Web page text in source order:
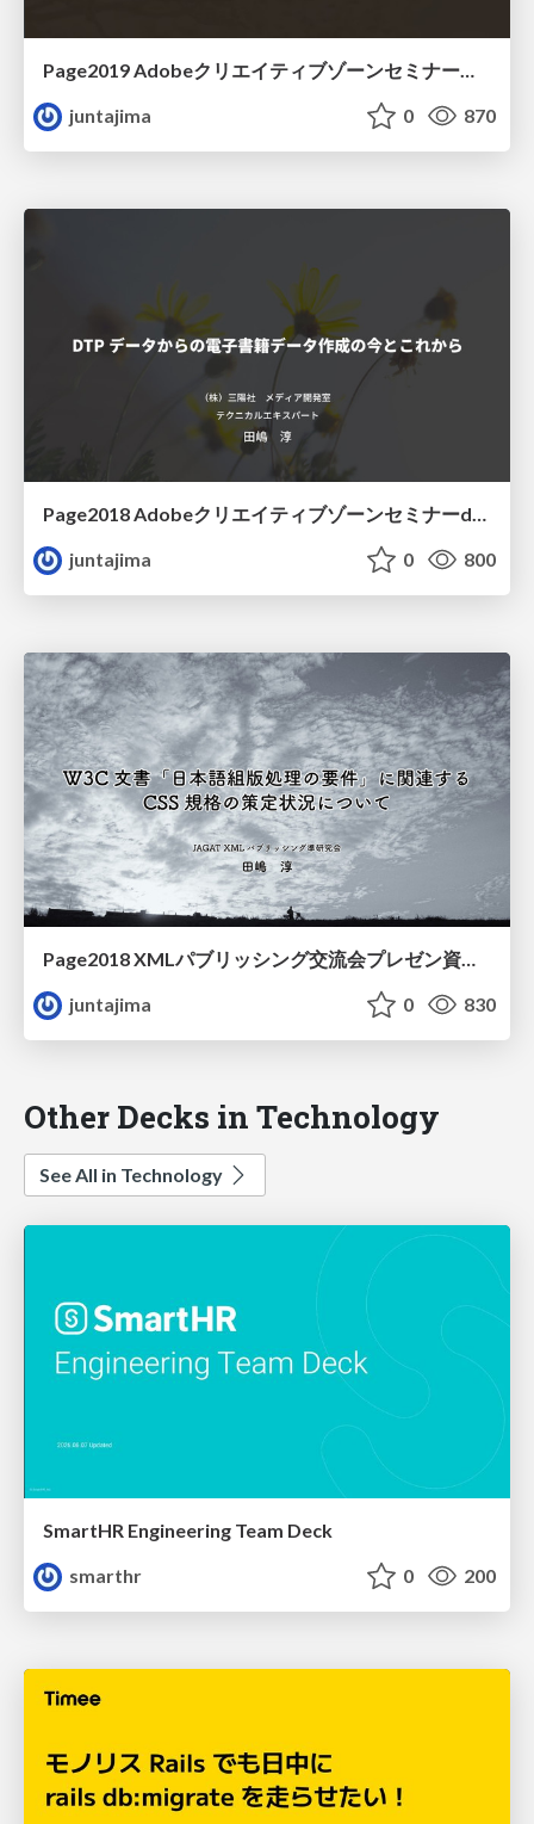
Page2019 Adobeクリエイティブゾーンセミナー用資料
juntajima
0 870
Page2018 Adobeクリエイティブゾーンセミナーd8-2スライド
juntajima
0 800
Page2018 XMLパブリッシング交流会プレゼン資料（田嶋分）
juntajima
0 830
Other Decks in Technology
See All in Technology
SmartHR Engineering Team Deck
smarthr
0 200